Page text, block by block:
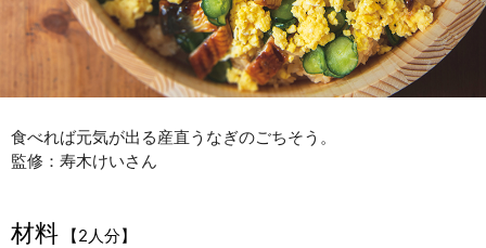
食べれば元気が出る産直うなぎのごちそう。
監修：寿木けいさん
材料
【2人分】